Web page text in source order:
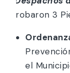
aprobaron 3
el